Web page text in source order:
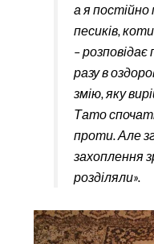
а я
песиків,
–
разу в
змію, яку
Тато
проти. Але
захоплення
розділяли».